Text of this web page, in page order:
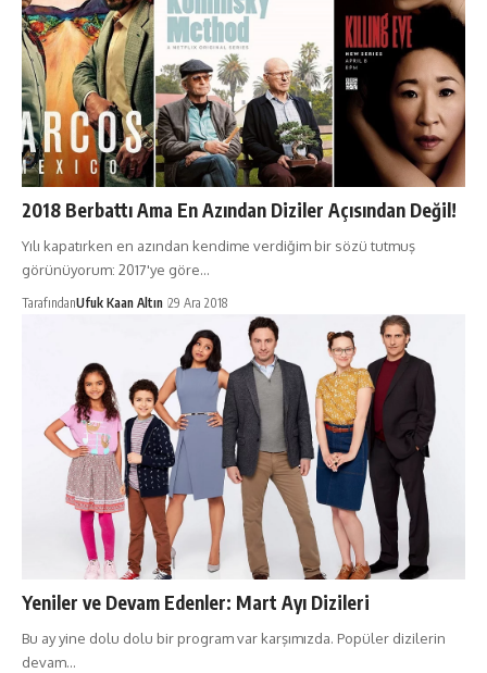
2018 Berbattı Ama En Azından Diziler Açısından Değil!
Yılı kapatırken en azından kendime verdiğim bir sözü tutmuş
görünüyorum: 2017'ye göre…
TarafındanUfuk Kaan Altın 29 Ara 2018
Yeniler ve Devam Edenler: Mart Ayı Dizileri
Bu ay yine dolu dolu bir program var karşımızda. Popüler dizilerin
devam…